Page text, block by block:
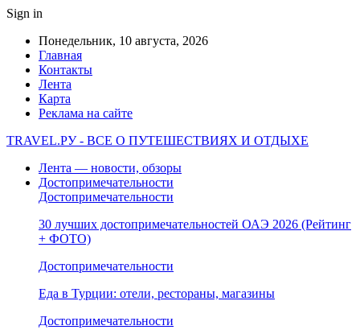
Sign in
Понедельник, 10 августа, 2026
Главная
Контакты
Лента
Карта
Реклама на сайте
TRAVEL.РУ - ВСЕ О ПУТЕШЕСТВИЯХ И ОТДЫХЕ
Лента — новости, обзоры
Достопримечательности
Достопримечательности
30 лучших достопримечательностей ОАЭ 2026 (Рейтинг
+ ФОТО)
Достопримечательности
Еда в Турции: отели, рестораны, магазины
Достопримечательности